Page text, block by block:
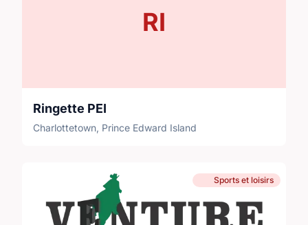
RI
Ringette PEI
Charlottetown, Prince Edward Island
Sports et loisirs